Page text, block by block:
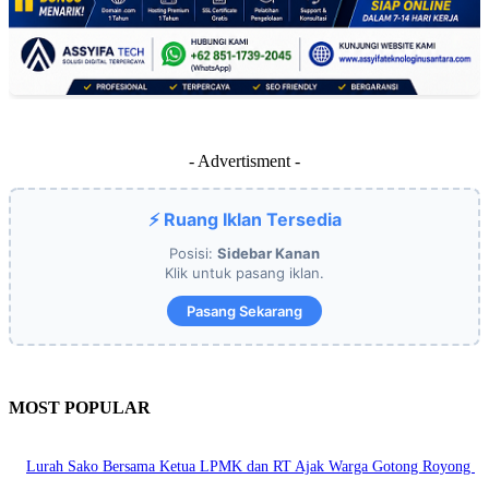
- Advertisment -
⚡ Ruang Iklan Tersedia
Posisi: Sidebar Kanan
Klik untuk pasang iklan.
Pasang Sekarang
MOST POPULAR
Lurah Sako Bersama Ketua LPMK dan RT Ajak Warga Gotong Royong